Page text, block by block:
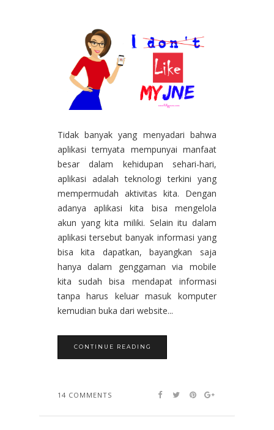
Tidak banyak yang menyadari bahwa
aplikasi ternyata mempunyai manfaat
besar dalam kehidupan sehari-hari,
aplikasi adalah teknologi terkini yang
mempermudah aktivitas kita. Dengan
adanya aplikasi kita bisa mengelola
akun yang kita miliki. Selain itu dalam
aplikasi tersebut banyak informasi yang
bisa kita dapatkan, bayangkan saja
hanya dalam genggaman via mobile
kita sudah bisa mendapat informasi
tanpa harus keluar masuk komputer
kemudian buka dari website...
CONTINUE READING
14 COMMENTS